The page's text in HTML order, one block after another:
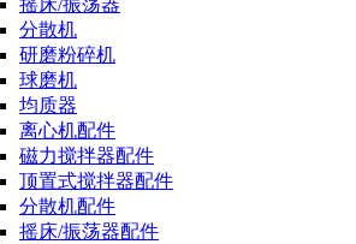
摇床/振荡器
分散机
研磨粉碎机
球磨机
均质器
离心机配件
磁力搅拌器配件
顶置式搅拌器配件
分散机配件
摇床/振荡器配件